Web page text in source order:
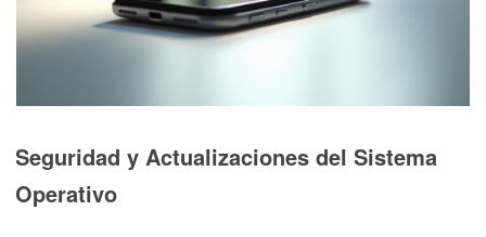
Seguridad y Actualizaciones del Sistema
Operativo